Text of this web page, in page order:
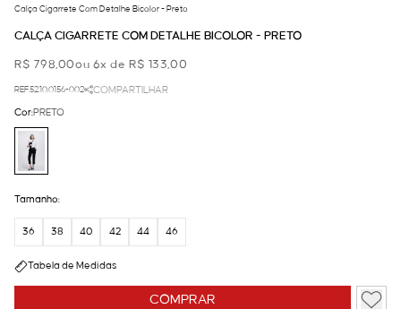
Calça Cigarrete Com Detalhe Bicolor - Preto
CALÇA CIGARRETE COM DETALHE BICOLOR - PRETO
R$ 798,00ou 6x de R$ 133,00
REF.52.10.0156-002 COMPARTILHAR
COMPRAR
Cor:PRETO
Tamanho:
36 38 40 42 44 46
Tabela de Medidas